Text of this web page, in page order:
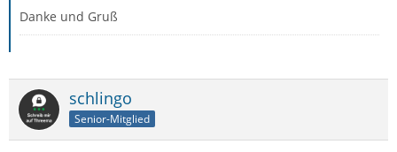
Danke und Gruß
schlingo
Senior-Mitglied